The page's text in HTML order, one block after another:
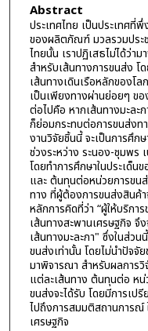
Abstract
ประเทศไทย เป็นประเทศที่
ของผลิตภัณฑ์ มวลรวมประ
ไทยนั้น เราปฏิเสธไม่ได้ว่าม
สำหรับเส้นทางการขนส่ง โ
เส้นทางเดินเรือหลักของโ
เป็นเพียงทางผ่านย่อยๆ ข
ต่อไปคือ หากเส้นทางมะละ
ก็ย่อมกระทบต่อการขนส่งท
งานวิจัยชิ้นนี้ จะเป็นการศึก
ช่วงระหว่าง ระนอง-ชุมพร
โดยทำการศึกษาในประเด็น
และ ต้นทุนต่อหน่วยการขน
ทาง ที่ผู้ต้องการขนส่งสินค้า
หลักการคิดที่ว่า “ผู้ให้บริกา
เส้นทางสะพานเศรษฐกิจ จึ
เส้นทางมะละกา" ซึ่งในส่ว
ขนส่งเท่านั้น โดยไม่นำปัจจั
มาพิจารณา สำหรับผลการวิ
แต่ละเส้นทาง ต้นทุนต่อ หน่
ขนส่งจะได้รับ โดยมีการเป
ไปถึงการสมมติสถานการณ์
เศรษฐกิจ